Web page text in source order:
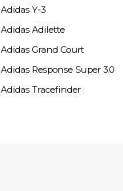
Adidas Y-3
Adidas Adilette
Adidas Grand Court
Adidas Response Super 3.0
Adidas Tracefinder